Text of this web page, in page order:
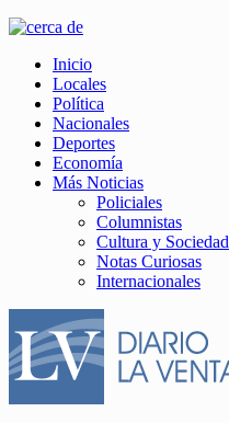
Inicio
Locales
Política
Nacionales
Deportes
Economía
Más Noticias
Policiales
Columnistas
Cultura y Sociedad
Notas Curiosas
Internacionales